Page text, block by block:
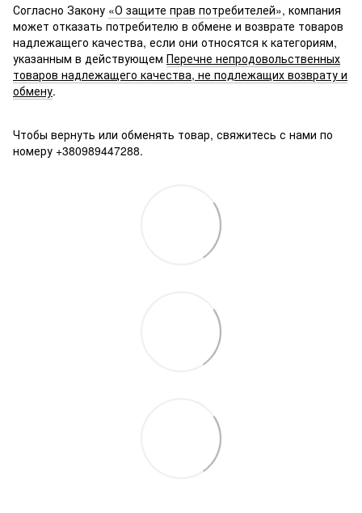
Согласно Закону «О защите прав потребителей», компания
может отказать потребителю в обмене и возврате товаров
надлежащего качества, если они относятся к категориям,
указанным в действующем Перечне непродовольственных
товаров надлежащего качества, не подлежащих возврату и
обмену.
Чтобы вернуть или обменять товар, свяжитесь с нами по
номеру +380989447288.